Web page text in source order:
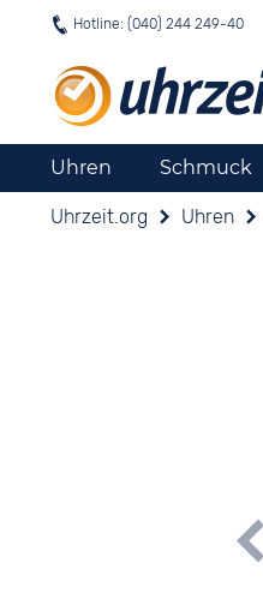
Hotline: (040) 244 249-40
Uhren Schmuck
Uhrzeit.org Uhren